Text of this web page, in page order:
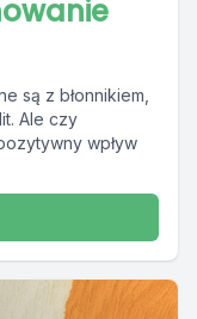
są z błonnikiem,
Ale czy
wpływ